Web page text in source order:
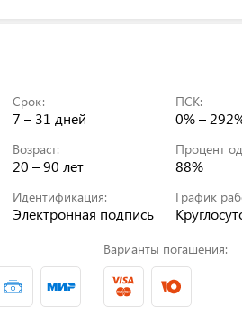
Срок:
7 – 31 дней
ПСК:
0% –
Возраст:
20 – 90 лет
Процент
88%
Идентификация:
Электронная подпись
График
Варианты погашения: